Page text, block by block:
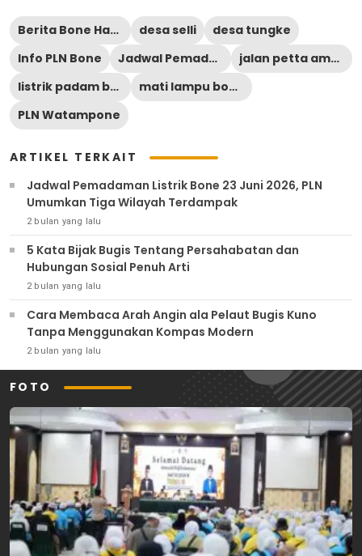
Berita Bone Hari Ini desa selli
desa tungke
Info PLN Bone
Jadwal Pemadaman Listrik Bone
jalan petta amali
listrik padam bone 7 mei 2026
mati lampu bone hari ini
PLN Watampone
ARTIKEL TERKAIT
Jadwal Pemadaman Listrik Bone 23 Juni 2026, PLN
Umumkan Tiga Wilayah Terdampak
2 bulan yang lalu
5 Kata Bijak Bugis Tentang Persahabatan dan
Hubungan Sosial Penuh Arti
2 bulan yang lalu
Cara Membaca Arah Angin ala Pelaut Bugis Kuno
Tanpa Menggunakan Kompas Modern
2 bulan yang lalu
FOTO